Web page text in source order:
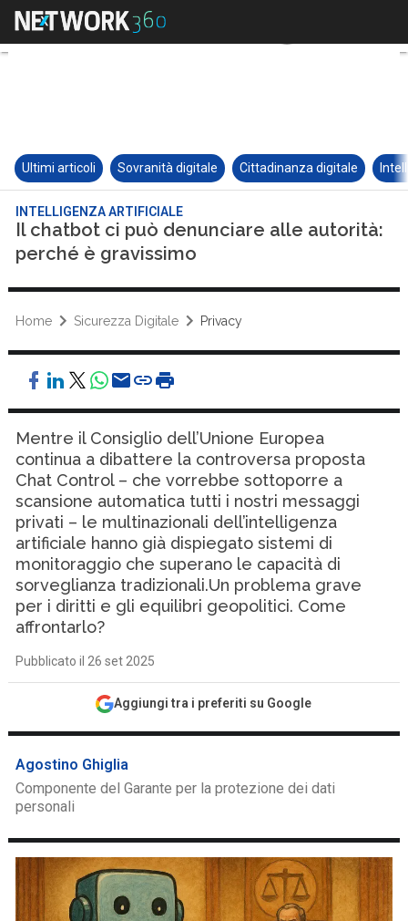
Ultimi articoli Sovranità digitale Cittadinanza digitale
INTELLIGENZA ARTIFICIALE
Il chatbot ci può denunciare alle autorità:
perché è gravissimo
Home Sicurezza Digitale Privacy
Mentre il Consiglio dell’Unione Europea
continua a dibattere la controversa proposta
Chat Control – che vorrebbe sottoporre a
scansione automatica tutti i nostri messaggi
privati – le multinazionali dell’intelligenza
artificiale hanno già dispiegato sistemi di
monitoraggio che superano le capacità di
sorveglianza tradizionali.Un problema grave
per i diritti e gli equilibri geopolitici. Come
affrontarlo?
Pubblicato il 26 set 2025
Aggiungi tra i preferiti su Google
Agostino Ghiglia
Componente del Garante per la protezione dei dati
personali